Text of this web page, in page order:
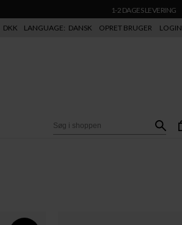
1-2 DAGES LEVERING
LOGIN
OPRET BRUGER
DANSK
LANGUAGE:
DKK